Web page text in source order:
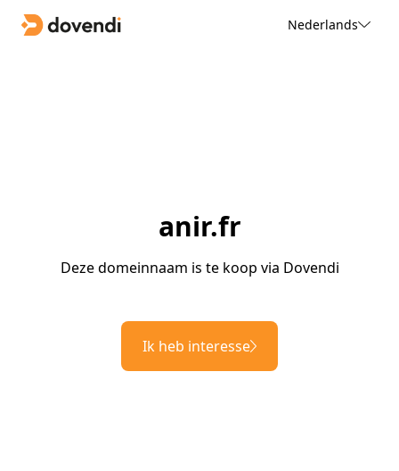
Nederlands
anir.fr
Deze domeinnaam is te koop via Dovendi
Ik heb interesse